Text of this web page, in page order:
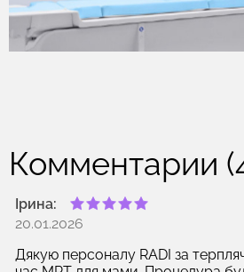
Комментарии
Ірина:
20.01.2026
Дякую персоналу RADI за